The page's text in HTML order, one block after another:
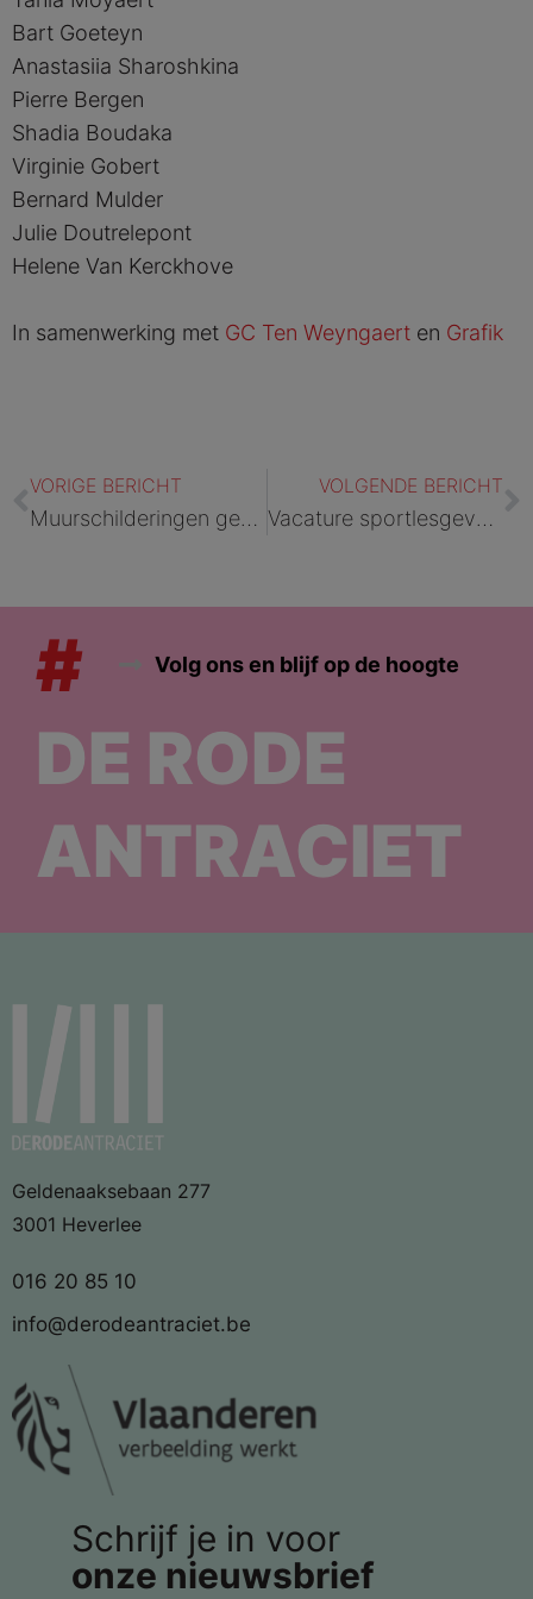
Bart Goeteyn
Anastasiia Sharoshkina
Pierre Bergen
Shadia Boudaka
Virginie Gobert
Bernard Mulder
Julie Doutrelepont
Helene Van Kerckhove
In samenwerking met GC Ten Weyngaert en Grafik
Vorige
VORIGE BERICHT VOLGENDE BERICHT
# Volg ons en blijf op de hoogte
DE RODE
ANTRACIET
Geldenaaksebaan 277
3001 Heverlee
016 20 85 10
info@derodeantraciet.be
Schrijf je in voor
onze nieuwsbrief